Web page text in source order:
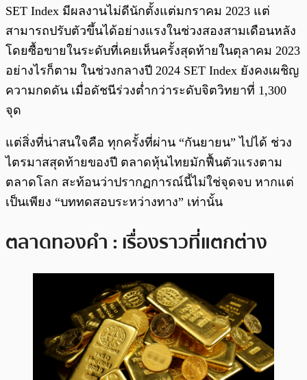
SET Index มีผลงานไม่ดีนักตั้งแต่มกราคม 2023 แต่
สามารถปรับตัวขึ้นได้อย่างแรงในช่วงสองสามเดือนหลัง
โดยซื้อขายในระดับที่เคยเห็นครั้งสุดท้ายในตุลาคม 2023
อย่างไรก็ตาม ในช่วงกลางปี 2024 SET Index ยังคงเผชิญ
ความกดดัน เมื่อดัชนีร่วงต่ำกว่าระดับจิตวิทยาที่ 1,300
จุด
แต่สิ่งที่น่าสนใจคือ ทุกครั้งที่ผ่าน “กันยายน” ไปได้ ช่วง
ไตรมาสสุดท้ายของปี ตลาดหุ้นไทยมักฟื้นตัวแรงตาม
ตลาดโลก สะท้อนว่าปรากฏการณ์นี้ไม่ใช่จุดจบ หากแต่
เป็นเพียง “บททดสอบระหว่างทาง” เท่านั้น
ตลาดทองคำ : เรื่องราวที่แตกต่าง